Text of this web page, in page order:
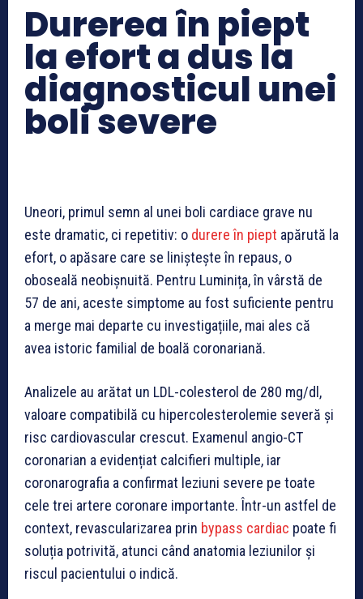
Durerea în piept
la efort a dus la
diagnosticul unei
boli severe
Uneori, primul semn al unei boli cardiace grave nu
este dramatic, ci repetitiv: o durere în piept apărută la
efort, o apăsare care se liniștește în repaus, o
oboseală neobișnuită. Pentru Luminița, în vârstă de
57 de ani, aceste simptome au fost suficiente pentru
a merge mai departe cu investigațiile, mai ales că
avea istoric familial de boală coronariană.
Analizele au arătat un LDL-colesterol de 280 mg/dl,
valoare compatibilă cu hipercolesterolemie severă și
risc cardiovascular crescut. Examenul angio-CT
coronarian a evidențiat calcifieri multiple, iar
coronarografia a confirmat leziuni severe pe toate
cele trei artere coronare importante. Într-un astfel de
context, revascularizarea prin bypass cardiac poate fi
soluția potrivită, atunci când anatomia leziunilor și
riscul pacientului o indică.